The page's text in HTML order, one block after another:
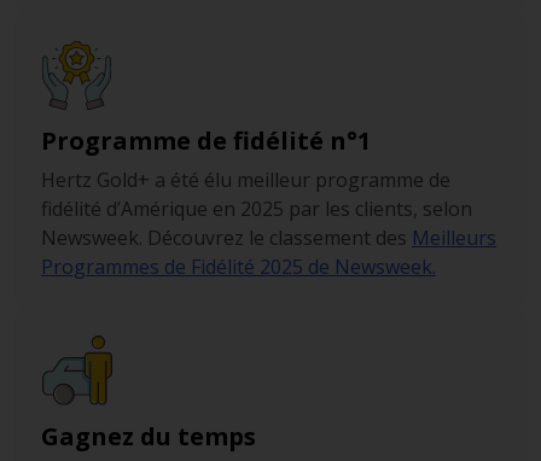
Programme de fidélité n°1
Hertz Gold+ a été élu meilleur programme de
fidélité d’Amérique en 2025 par les clients, selon
Newsweek. Découvrez le classement des Meilleurs
Programmes de Fidélité 2025 de Newsweek.
Gagnez du temps